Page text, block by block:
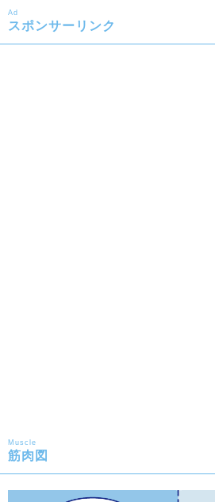
Ad
スポンサーリンク
Muscle
筋肉図